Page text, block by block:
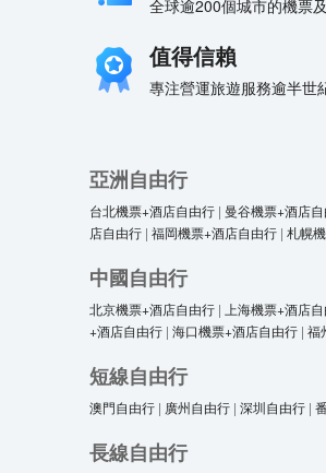
全球逾200個城市的機票
值得信賴
專注營運旅遊服務逾半世
亞洲自由行
台北機票+酒店自由行 | 曼谷機票+酒店
店自由行 | 福岡機票+酒店自由行 | 札幌
中國自由行
北京機票+酒店自由行 | 上海機票+酒店
+酒店自由行 | 海口機票+酒店自由行 | 福
短線自由行
澳門自由行 | 廣州自由行 | 深圳自由行 |
長線自由行